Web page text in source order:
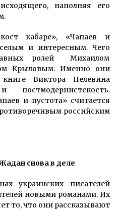
наполняя его
кабаре», «Чапаев и
и интересным. Чего
ролей Михаилом
Крыловым. Именно они
Виктора Пелевина
и пустота» считается
российским
снова в деле
украинских писателей
новыми романами. Их
то, что они рассказывают